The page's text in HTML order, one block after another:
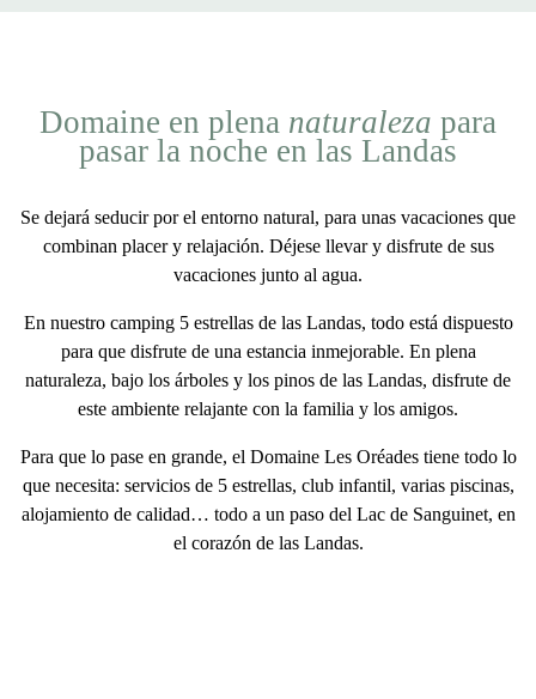
Domaine en plena naturaleza para
pasar la noche en las Landas
Se dejará seducir por el entorno natural, para unas vacaciones que
combinan placer y relajación. Déjese llevar y disfrute de sus
vacaciones junto al agua.
En nuestro camping 5 estrellas de las Landas, todo está dispuesto
para que disfrute de una estancia inmejorable. En plena
naturaleza, bajo los árboles y los pinos de las Landas, disfrute de
este ambiente relajante con la familia y los amigos.
Para que lo pase en grande, el Domaine Les Oréades tiene todo lo
que necesita: servicios de 5 estrellas, club infantil, varias piscinas,
alojamiento de calidad… todo a un paso del Lac de Sanguinet, en
el corazón de las Landas.